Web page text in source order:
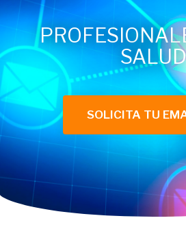
SALUD
SOLICITA TU